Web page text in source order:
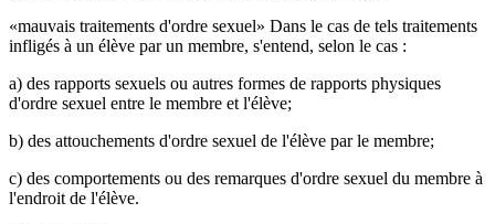
«mauvais traitements d'ordre sexuel» Dans le cas de tels traitements
infligés à un élève par un membre, s'entend, selon le cas :
a) des rapports sexuels ou autres formes de rapports physiques
d'ordre sexuel entre le membre et l'élève;
b) des attouchements d'ordre sexuel de l'élève par le membre;
c) des comportements ou des remarques d'ordre sexuel du membre à
l'endroit de l'élève.